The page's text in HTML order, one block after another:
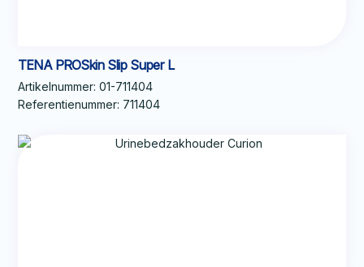
TENA PROSkin Slip Super L
Artikelnummer: 01-711404
Referentienummer: 711404